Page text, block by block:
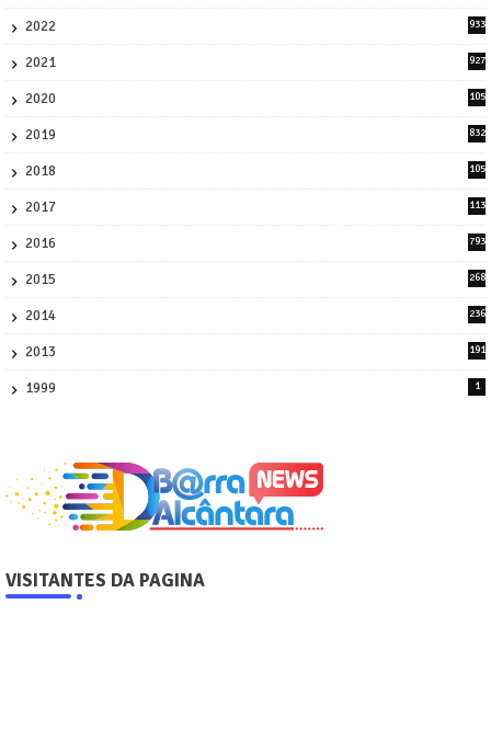
2022
933
2021
927
2020
105
2019
832
2018
105
2017
113
2016
793
2015
268
2014
236
2013
191
1999 1
VISITANTES DA PAGINA